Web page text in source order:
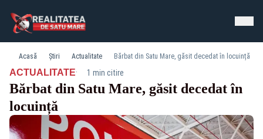
Acasă Știri Actualitate Bărbat din Satu Mare, găsit decedat în locuință
ACTUALITATE· 1 min citire
Bărbat din Satu Mare, găsit decedat în
locuință